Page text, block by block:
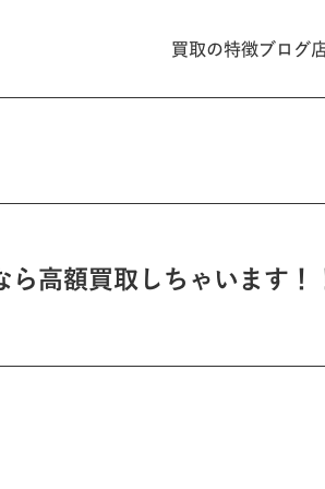
買取の特徴ブログ
高額買取しちゃいます！